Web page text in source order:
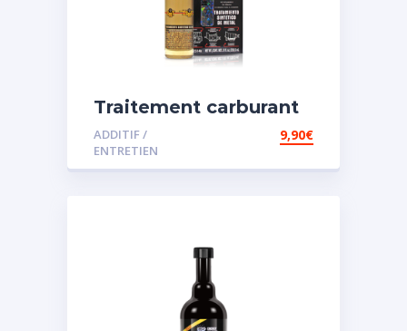
Traitement carburant
spécial essence
ADDITIF /
ENTRETIEN
9,90€